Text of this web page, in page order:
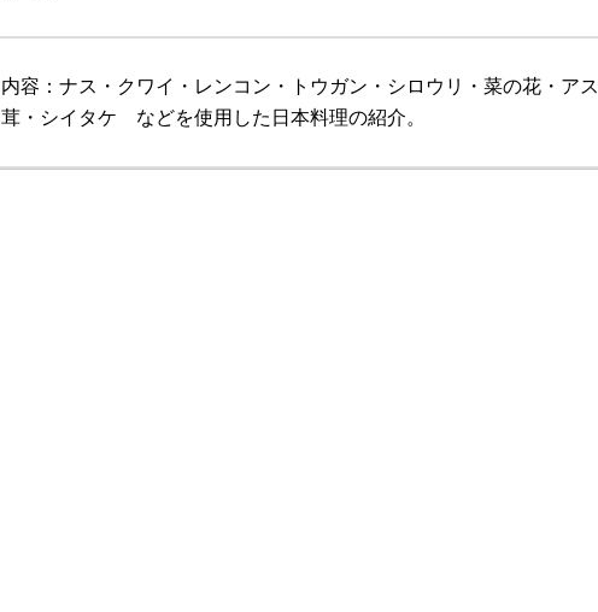
内容：ナス・クワイ・レンコン・トウガン・シロウリ・菜の花・ア
茸・シイタケ などを使用した日本料理の紹介。